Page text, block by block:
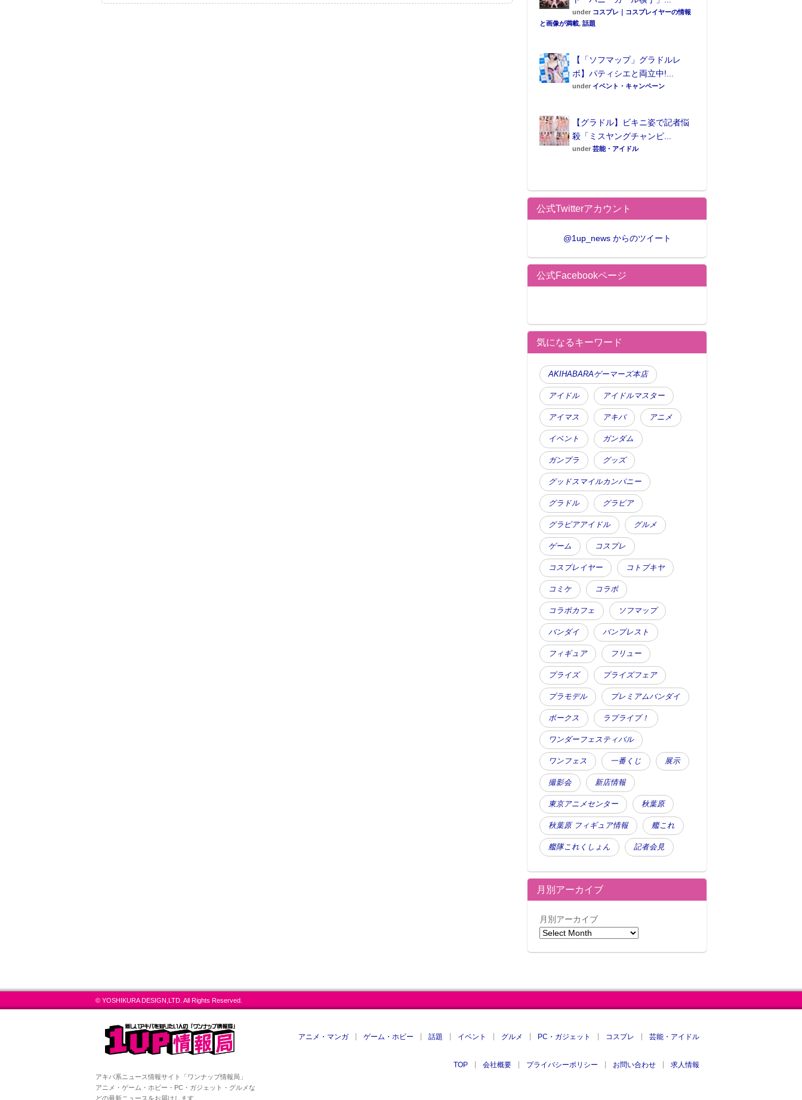
under コスプレ｜コスプレイヤーの情報
と画像が満載, 話題
【「ソフマップ」グラドルレ
ポ】パティシエと両立中!...
under イベント・キャンペーン
【グラドル】ビキニ姿で記者悩
殺「ミスヤングチャンピ...
under 芸能・アイドル
公式Twitterアカウント
@1up_news からのツイート
公式Facebookページ
気になるキーワード
AKIHABARAゲーマーズ本店
アイドル アイドルマスター
アイマス アキバ アニメ
イベント ガンダム
ガンプラ グッズ
グッドスマイルカンパニー
グラドル グラビア
グラビアアイドル グルメ
ゲーム コスプレ
コスプレイヤー コトブキヤ
コミケ コラボ
コラボカフェ ソフマップ
バンダイ バンプレスト
フィギュア フリュー
プライズ プライズフェア
プラモデル プレミアムバンダイ
ボークス ラブライブ！
ワンダーフェスティバル
ワンフェス 一番くじ 展示
撮影会 新店情報
東京アニメセンター 秋葉原
秋葉原 フィギュア情報 艦これ
艦隊これくしょん 記者会見
月別アーカイブ
月別アーカイブ
© YOSHIKURA DESIGN,LTD. All Rights Reserved.
アキバ系ニュース情報サイト「ワンナップ情報局」
アニメ・ゲーム・ホビー・PC・ガジェット・グルメな
どの最新ニュースをお届けします。
アニメ・マンガ ゲーム・ホビー 話題 イベント グルメ PC・ガジェット コスプレ 芸能・アイドル
TOP 会社概要 プライバシーポリシー お問い合わせ 求人情報